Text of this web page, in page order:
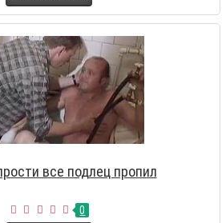
все подлец пропил
0